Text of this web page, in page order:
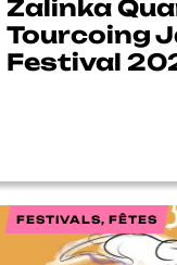
Zalinka
Tourcoing
Festival
FESTIVALS, FÊTES